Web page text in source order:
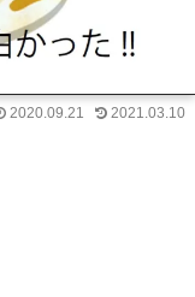
2020.09.21 2021.03.10